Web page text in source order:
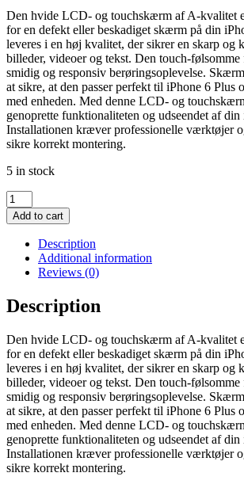
Den hvide LCD- og touchskærm af A-kvalitet
for en defekt eller beskadiget skærm på din
leveres i en høj kvalitet, der sikrer en skarp og
billeder, videoer og tekst. Den touch-
smidig og responsiv berøringsoplevelse.
at sikre, at den passer perfekt til iPhone 6 Plus
med enheden. Med denne LCD- og
genoprette funktionaliteten og udseendet af din
Installationen kræver professionelle værktøjer
sikre korrekt montering.
5 in stock
iPhone
6
Plus
LCD
Touch
Display
Skærm
(A)
Hvid
quantity
Add to cart
Description
Additional information
Reviews (0)
Description
Den hvide LCD- og touchskærm af A-kvalitet
for en defekt eller beskadiget skærm på din
leveres i en høj kvalitet, der sikrer en skarp og
billeder, videoer og tekst. Den touch-
smidig og responsiv berøringsoplevelse.
at sikre, at den passer perfekt til iPhone 6 Plus
med enheden. Med denne LCD- og
genoprette funktionaliteten og udseendet af din
Installationen kræver professionelle værktøjer
sikre korrekt montering.